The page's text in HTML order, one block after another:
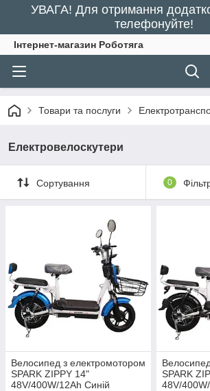
УВАГА! Для отримання
телефонуйте!
Інтернет-магазин Роботяга
Товари та послуги
Електровелоскутери
Сортування 0
Велосипед з електромотором
SPARK ZIPPY 14"
48V/400W/12Ah Синій
SPARK
48V/